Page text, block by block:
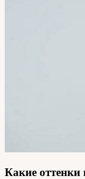
Какие оттенки